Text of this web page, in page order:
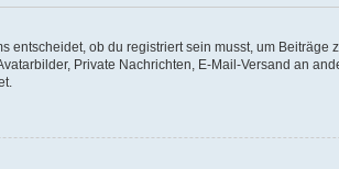
ob du registriert sein musst, um Beiträge
Private Nachrichten, E-Mail-Versand an